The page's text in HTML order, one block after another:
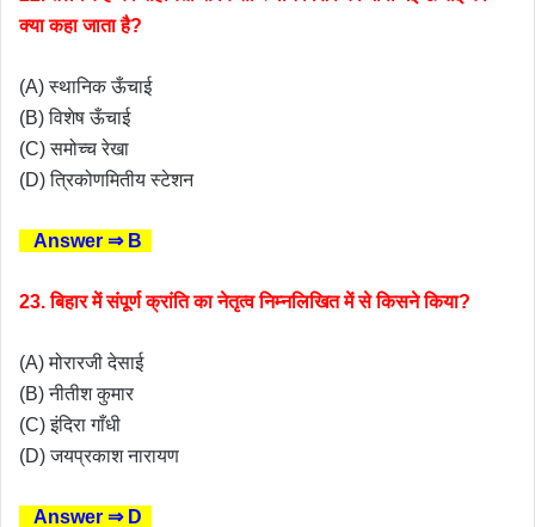
क्या कहा जाता है?
(A) स्थानिक ऊँचाई
(B) विशेष ऊँचाई
(C) समोच्च रेखा
(D) त्रिकोणमितीय स्टेशन
Answer ⇒ B
23. बिहार में संपूर्ण क्रांति का नेतृत्व निम्नलिखित में से किसने किया?
(A) मोरारजी देसाई
(B) नीतीश कुमार
(C) इंदिरा गाँधी
(D) जयप्रकाश नारायण
Answer ⇒ D